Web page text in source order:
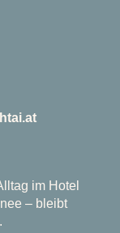
im Hotel
– bleibt